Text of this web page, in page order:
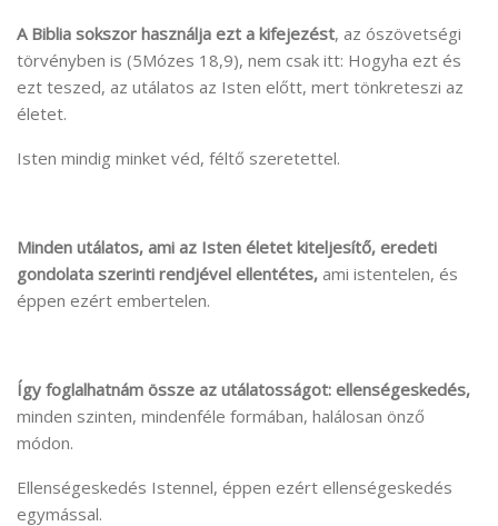
A Biblia sokszor használja ezt a kifejezést, az ószövetségi
törvényben is (5Mózes 18,9), nem csak itt: Hogyha ezt és
ezt teszed, az utálatos az Isten előtt, mert tönkreteszi az
életet.
Isten mindig minket véd, féltő szeretettel.
Minden utálatos, ami az Isten életet kiteljesítő, eredeti
gondolata szerinti rendjével ellentétes, ami istentelen, és
éppen ezért embertelen.
Így foglalhatnám össze az utálatosságot: ellenségeskedés,
minden szinten, mindenféle formában, halálosan önző
módon.
Ellenségeskedés Istennel, éppen ezért ellenségeskedés
egymással.